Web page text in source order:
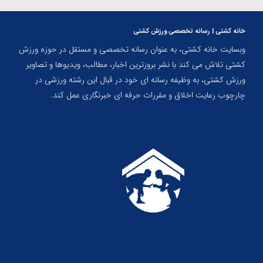
خانه کشتی | رسانه تخصصی ورزش کشتی
وبسایت خانه کشتی، به عنوان رسانه تخصصی و مستقل در حوزه ورزش
کشتی تلاش می کند با نشر بروزترین اخبار، مطالب، ویدیوها و تصاویر
ورزش کشتی، به وظیفه رسانه ای خود در قبال این رشته ورزشی در
چارچوب رعایت اخلاق و مقررات حرفه ای خبرنگاری عمل کند.